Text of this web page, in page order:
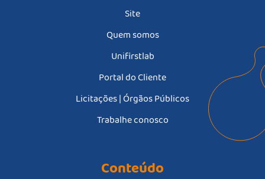
Site
Quem somos
Unifirstlab
Portal do Cliente
Licitações | Órgãos Públicos
Trabalhe conosco
Conteúdo